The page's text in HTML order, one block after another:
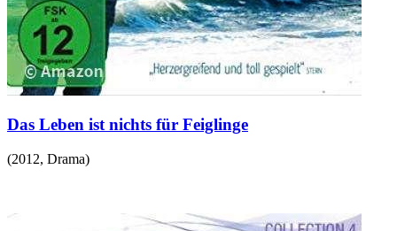
Das Leben ist nichts für Feiglinge
(2012, Drama)